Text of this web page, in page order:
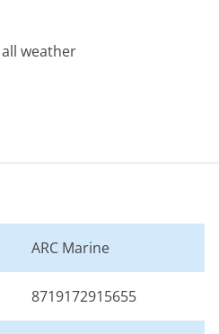
weather
ARC Marine
8719172915655